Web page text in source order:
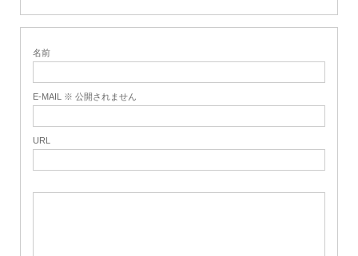
名前
E-MAIL ※ 公開されません
URL